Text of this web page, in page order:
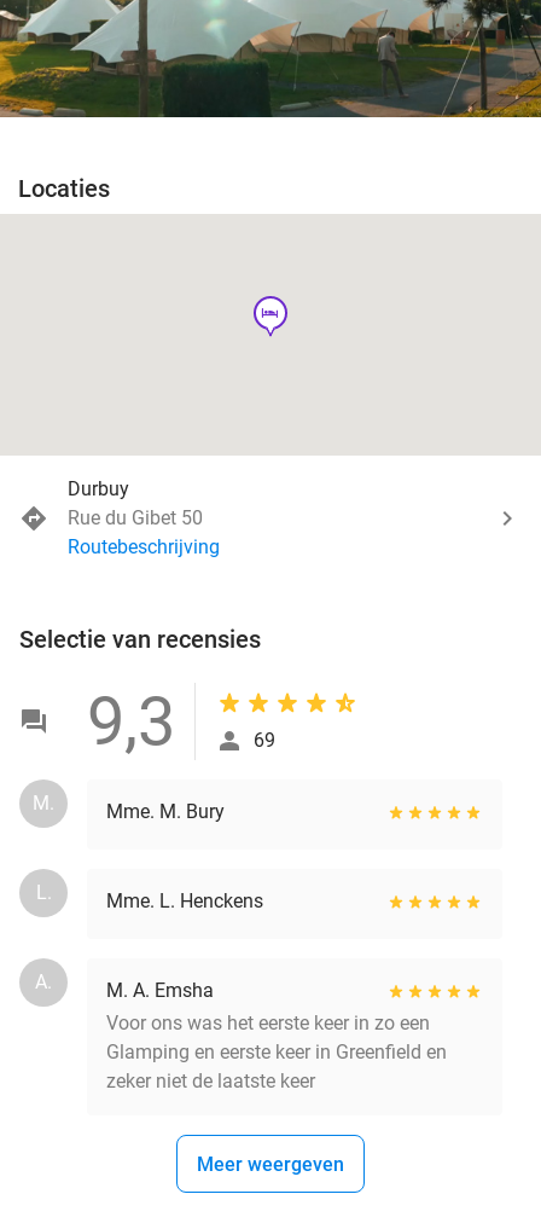
Locaties
hotel
Durbuy
Rue du Gibet 50
Routebeschrijving
Selectie van recensies
9,3 69
M. Mme. M. Bury
L. Mme. L. Henckens
A.
M. A. Emsha
Voor ons was het eerste keer in zo een
Glamping en eerste keer in Greenfield en
zeker niet de laatste keer
Meer weergeven